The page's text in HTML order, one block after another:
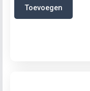
Toevoegen